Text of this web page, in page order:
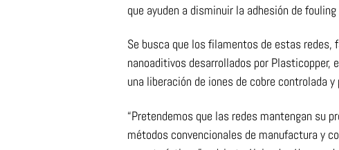
que ayuden a disminuir la adhesión de
Se busca que los filamentos de estas redes,
nanoaditivos desarrollados por Plasticopper,
una liberación de iones de cobre controlada
“Pretendemos que las redes mantengan su
métodos convencionales de manufactura y